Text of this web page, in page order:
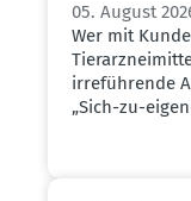
05. August
Wer mit
irreführende
„Sich-zu-